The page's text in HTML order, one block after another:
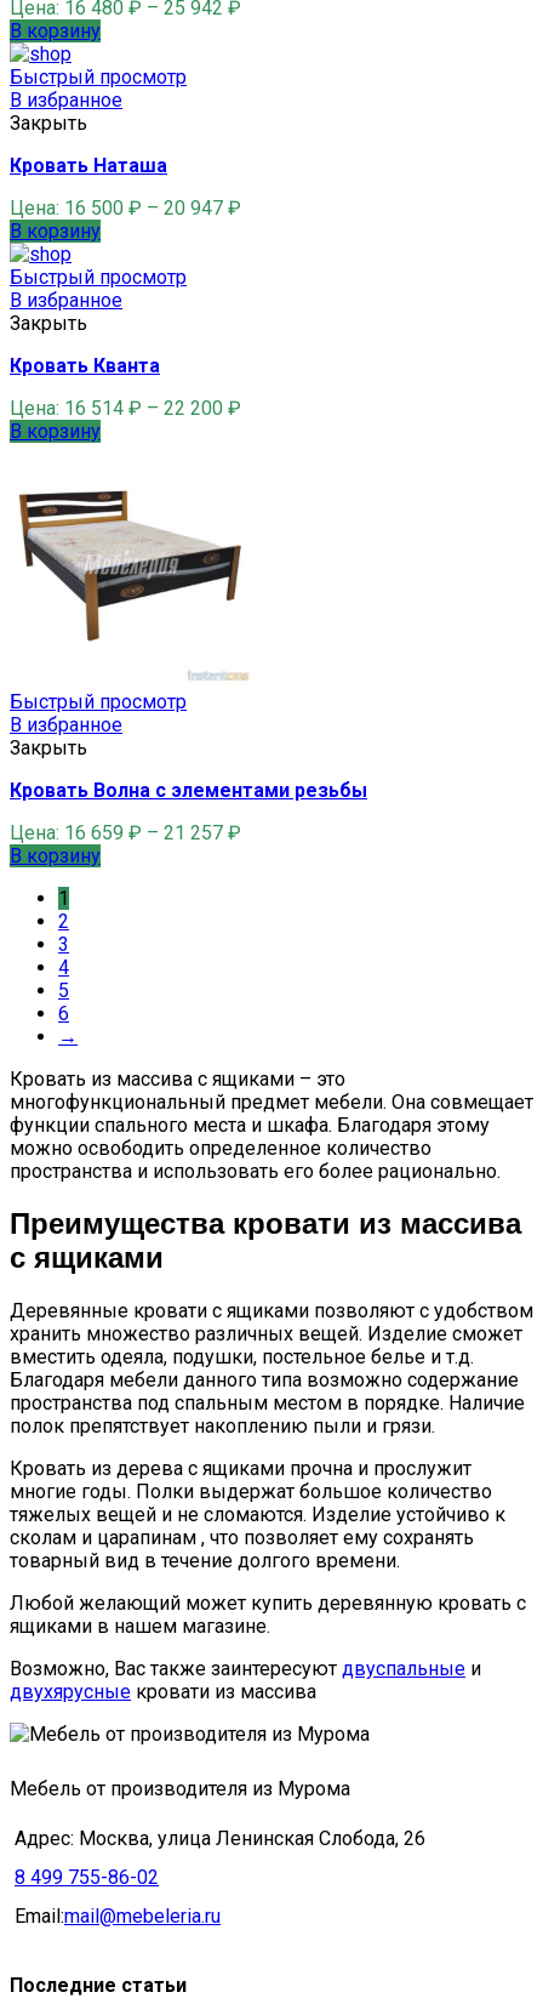
Цена: 16 480 ₽ – 25 942 ₽
В корзину
Быстрый просмотр
В избранное
Закрыть
Кровать Наташа
Цена: 16 500 ₽ – 20 947 ₽
В корзину
Быстрый просмотр
В избранное
Закрыть
Кровать Кванта
Цена: 16 514 ₽ – 22 200 ₽
В корзину
Быстрый просмотр
В избранное
Закрыть
Кровать Волна с элементами резьбы
Цена: 16 659 ₽ – 21 257 ₽
В корзину
1
2
3
4
5
6
→
Кровать из массива с ящиками – это
многофункциональный предмет мебели. Она совмещает
функции спального места и шкафа. Благодаря этому
можно освободить определенное количество
пространства и использовать его более рационально.
Преимущества кровати из массива
с ящиками
Деревянные кровати с ящиками позволяют с удобством
хранить множество различных вещей. Изделие сможет
вместить одеяла, подушки, постельное белье и т.д.
Благодаря мебели данного типа возможно содержание
пространства под спальным местом в порядке. Наличие
полок препятствует накоплению пыли и грязи.
Кровать из дерева с ящиками прочна и прослужит
многие годы. Полки выдержат большое количество
тяжелых вещей и не сломаются. Изделие устойчиво к
сколам и царапинам , что позволяет ему сохранять
товарный вид в течение долгого времени.
Любой желающий может купить деревянную кровать с
ящиками в нашем магазине.
Возможно, Вас также заинтересуют двуспальные и
двухярусные кровати из массива
Мебель от производителя из Мурома
Адрес: Москва, улица Ленинская Слобода, 26
8 499 755-86-02
Email:mail@mebeleria.ru
Последние статьи